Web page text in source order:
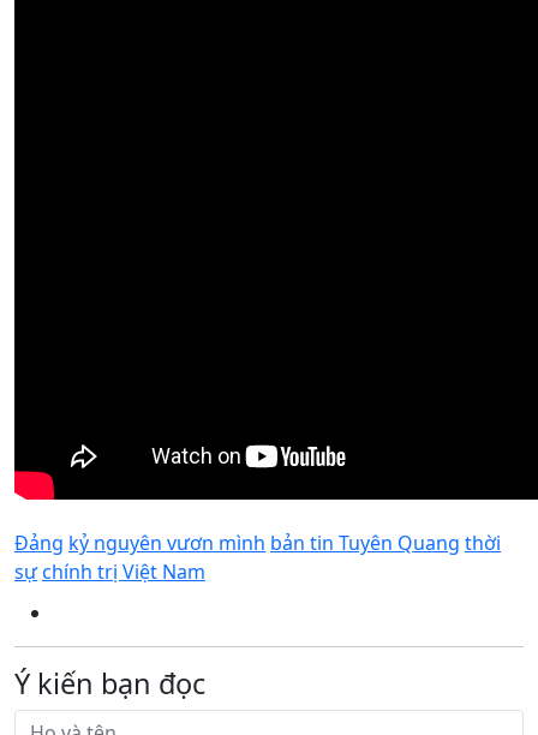
Đảng kỷ nguyên vươn mình bản tin Tuyên Quang thời
sựchính trị Việt Nam
Ý kiến bạn đọc